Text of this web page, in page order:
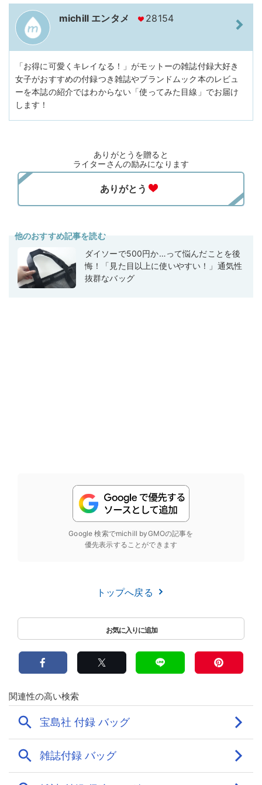
michill エンタメ 28154
「お得に可愛くキレイなる！」がモットーの雑誌付録大好き
女子がおすすめの付録つき雑誌やブランドムック本のレビュ
ーを本誌の紹介ではわからない「使ってみた目線」でお届け
します！
ありがとうを贈ると
ライターさんの励みになります
他のおすすめ記事を読む
ダイソーで500円か…って悩んだことを後
悔！「見た目以上に使いやすい！」通気性
抜群なバッグ
Google 検索でmichill byGMOの記事を
優先表示することができます
トップへ戻る